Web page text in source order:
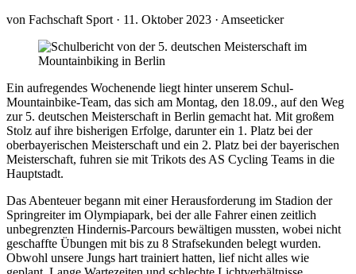
von Fachschaft Sport · 11. Oktober 2023 · Amseeticker
Ein aufregendes Wochenende liegt hinter unserem Schul-
Mountainbike-Team, das sich am Montag, den 18.09., auf den Weg
zur 5. deutschen Meisterschaft in Berlin gemacht hat. Mit großem
Stolz auf ihre bisherigen Erfolge, darunter ein 1. Platz bei der
oberbayerischen Meisterschaft und ein 2. Platz bei der bayerischen
Meisterschaft, fuhren sie mit Trikots des AS Cycling Teams in die
Hauptstadt.
Das Abenteuer begann mit einer Herausforderung im Stadion der
Springreiter im Olympiapark, bei der alle Fahrer einen zeitlich
unbegrenzten Hindernis-Parcours bewältigen mussten, wobei nicht
geschaffte Übungen mit bis zu 8 Strafsekunden belegt wurden.
Obwohl unsere Jungs hart trainiert hatten, lief nicht alles wie